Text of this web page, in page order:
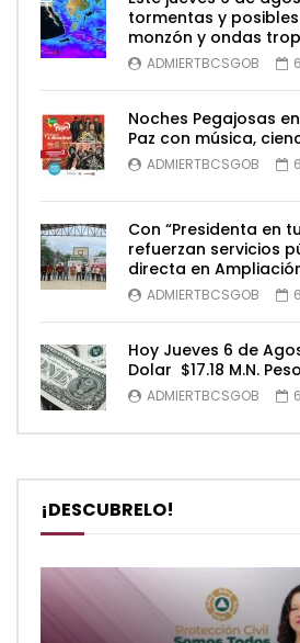
tormentas y
monzón y ondas
ADMIERTBCSGOB
Noches Pegajosas
Paz con música,
ADMIERTBCSGOB
Con “Presidenta en
refuerzan servicios
directa en
ADMIERTBCSGOB
Hoy Jueves 6 de
Dolar $17.18 M.N.
ADMIERTBCSGOB
¡DESCUBRELO!